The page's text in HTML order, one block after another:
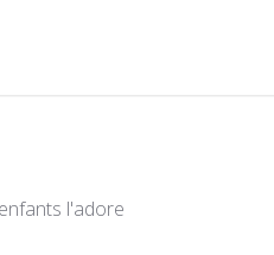
l'adore